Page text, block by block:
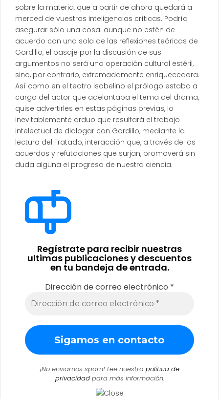
sobre la materia, que a partir de ahora quedará a
merced de vuestras inteligencias críticas. Podría
asegurar sólo una cosa: aunque no estén de
acuerdo con una sola de las reflexiones teóricas de
Gordillo, el pasaje por la discusión de sus
argumentos no será una operación cultural estéril,
sino, por contrario, extremadamente enriquecedora.
Así como en el teatro isabelino el prólogo estaba a
cargo del actor que adelantaba el tema del drama,
quise advertirles en estas páginas previas, lo
inevitablemente arduo que resultará el trabajo
intelectual de dialogar con Gordillo, mediante la
lectura del Tratado, interacción que, a través de los
acuerdos y refutaciones que surjan, promoverá sin
duda alguna el progreso de nuestra ciencia.
Regístrate para recibir nuestras
ultimas publicaciones y descuentos
en tu bandeja de entrada.
Dirección de correo electrónico *
¡No enviamos spam! Lee nuestra política de
privacidadpara más información.